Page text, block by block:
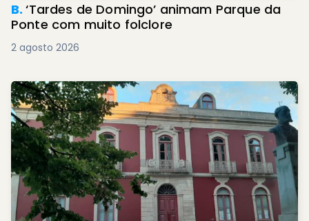
B.‘Tardes de Domingo’ animam Parque da
Ponte com muito folclore
2 agosto 2026